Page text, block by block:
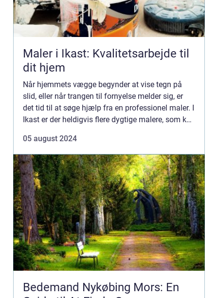
Maler i Ikast: Kvalitetsarbejde til
dit hjem
Når hjemmets vægge begynder at vise tegn på
slid, eller når trangen til fornyelse melder sig, er
det tid til at søge hjælp fra en professionel maler. I
Ikast er der heldigvis flere dygtige malere, som kan
05 august 2024
Bedemand Nykøbing Mors: En